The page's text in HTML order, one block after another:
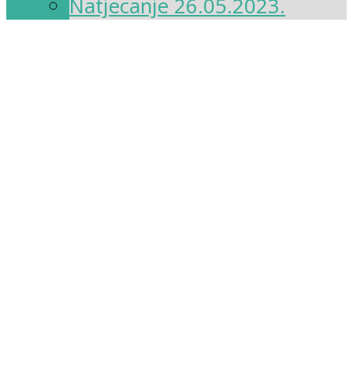
Natjecanje 26.05.2023.